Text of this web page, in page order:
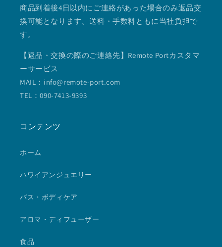
商品到着後4日以内にご連絡があった場合のみ返品交
換可能となります。送料・手数料ともに当社負担で
す。
【返品・交換の際のご連絡先】Remote Portカスタマ
ーサービス
MAIL：info@remote-port.com
TEL：090-7413-9393
コンテンツ
ホーム
ハワイアンジュエリー
バス・ボディケア
アロマ・ディフューザー
食品